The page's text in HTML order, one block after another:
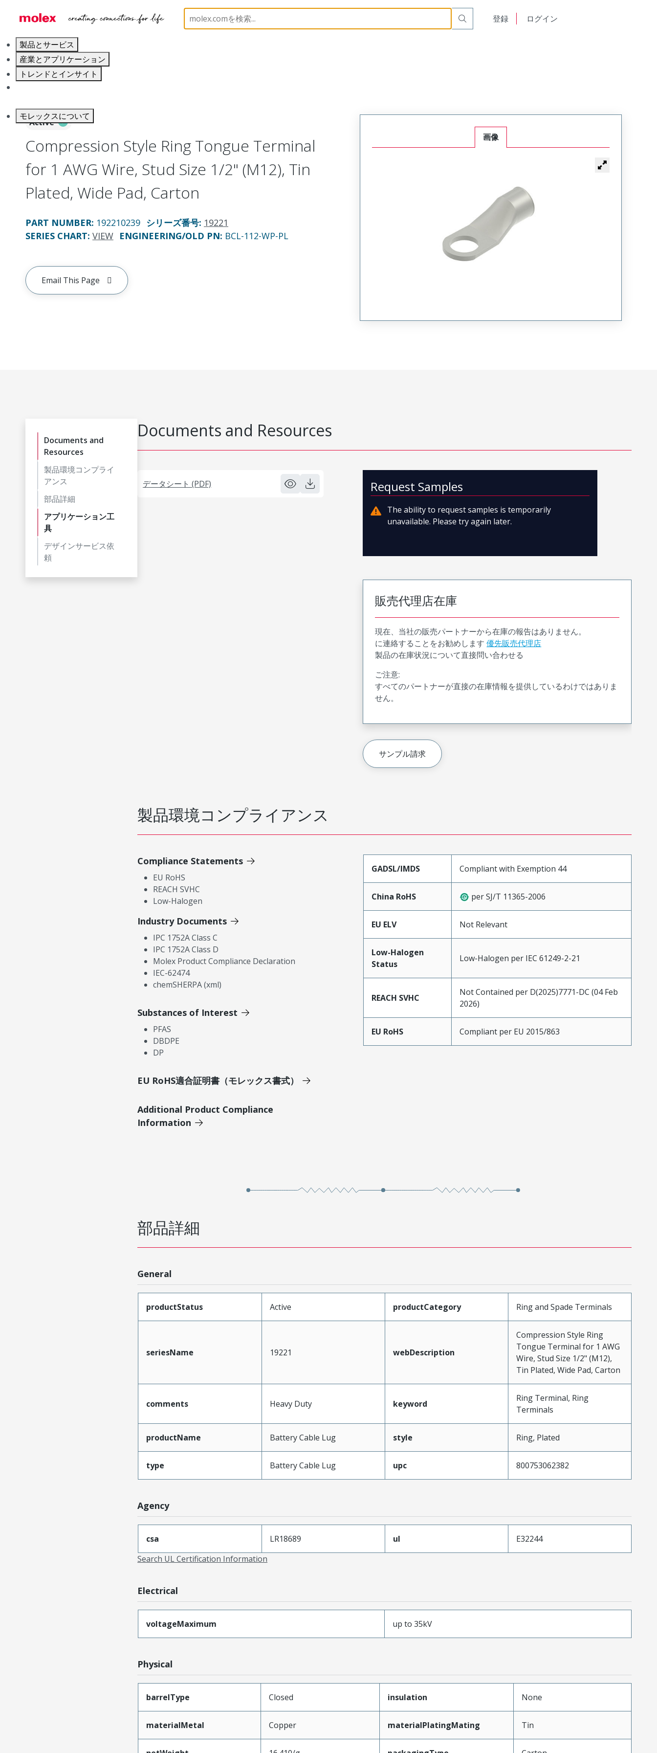
登録 ログイン
製品とサービス
産業とアプリケーション
トレンドとインサイト
モレックスについて
Solderless Terminals Ring and Spade Terminals 19221 192210239
Active
Compression Style Ring Tongue Terminal
for 1 AWG Wire, Stud Size 1/2" (M12), Tin
Plated, Wide Pad, Carton
PART NUMBER: 192210239 シリーズ番号: 19221
SERIES CHART: VIEW ENGINEERING/OLD PN: BCL-112-WP-PL
Email This Page
画像
Documents and
Resources
製品環境コンプライ
アンス
部品詳細
アプリケーション工
具
デザインサービス依
頼
Documents and Resources
データシート (PDF) Request Samples
The ability to request samples is temporarily
unavailable. Please try again later.
販売代理店在庫
現在、当社の販売パートナーから在庫の報告はありません。
に連絡することをお勧めします 優先販売代理店
製品の在庫状況について直接問い合わせる
ご注意:
すべてのパートナーが直接の在庫情報を提供しているわけではありま
せん。
サンプル請求
製品環境コンプライアンス
Compliance Statements
EU RoHS
REACH SVHC
Low-Halogen
Industry Documents
IPC 1752A Class C
IPC 1752A Class D
Molex Product Compliance Declaration
IEC-62474
chemSHERPA (xml)
Substances of Interest
PFAS
DBDPE
DP
EU RoHS適合証明書（モレックス書式）
Additional Product Compliance
Information
GADSL/IMDS Compliant with Exemption 44
China RoHS per SJ/T 11365-2006
EU ELV Not Relevant
Low-Halogen
Status
Low-Halogen per IEC 61249-2-21
REACH SVHC
Not Contained per D(2025)7771-DC (04 Feb
2026)
EU RoHS Compliant per EU 2015/863
部品詳細
General
productStatus Active productCategory Ring and Spade Terminals
seriesName 19221 webDescription
Compression Style Ring
Tongue Terminal for 1 AWG
Wire, Stud Size 1/2" (M12),
Tin Plated, Wide Pad, Carton
comments Heavy Duty keyword
Ring Terminal, Ring
Terminals
productName Battery Cable Lug style Ring, Plated
type Battery Cable Lug upc 800753062382
Agency
csa LR18689 ul
E32244
Search UL Certification Information
Electrical
voltageMaximum up to 35kV
Physical
barrelType Closed insulation None
materialMetal Copper materialPlatingMating Tin